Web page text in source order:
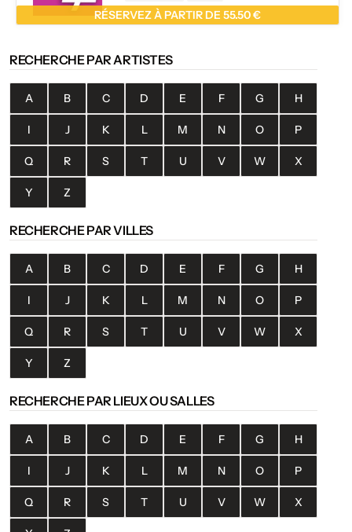
RÉSERVEZ À PARTIR DE 55.50 €
RECHERCHE PAR ARTISTES
A B C D E F G H
I J K L M N O P
Q R S T U V W X
Y Z
RECHERCHE PAR VILLES
A B C D E F G H
I J K L M N O P
Q R S T U V W X
Y Z
RECHERCHE PAR LIEUX OU SALLES
A B C D E F G H
I J K L M N O P
Q R S T U V W X